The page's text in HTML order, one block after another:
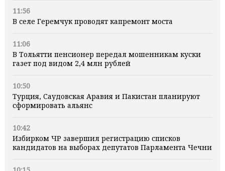
11:56
В селе Геремчук проводят капремонт моста
11:06
В Тольятти пенсионер передал мошенникам куски
газет под видом 2,4 млн рублей
10:50
Турция, Саудовская Аравия и Пакистан планируют
сформировать альянс
10:42
Избирком ЧР завершил регистрацию списков
кандидатов на выборах депутатов Парламента Чечни